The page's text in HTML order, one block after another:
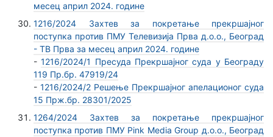
месец април 2024. године
1216/2024 Захтев за покретање прекршајног
поступка против ПМУ Телевизија Прва д.о.о., Београд
- ТВ Прва за месец април 2024. године
-1216/2024/1 Пресуда Прекршајног суда у Београду
119 Пр.бр. 47919/24
- 1216/2024/2 Решење Прекршајног апелационог суда
15 Прж.бр. 28301/2025
1264/2024 Захтев за покретање прекршајног
поступка против ПМУ Pink Media Group д.о.о., Београд